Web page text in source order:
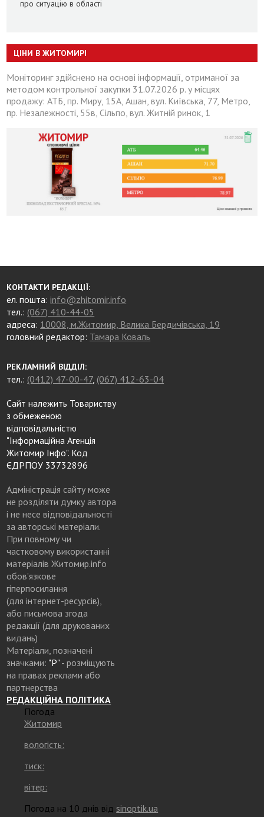
про ситуацію в області
ЦІНИ В ЖИТОМИРІ
Моніторинг здійснено на основі інформації, отриманої за
методом контрольної закупки 31.07.2026 р. у місцях
продажу: АТБ, пр. Миру, 15А, Ашан, вул. Київська, 77, Метро,
пр. Незалежності, 55в, Сільпо, вул. Житній ринок, 1
КОНТАКТИ РЕДАКЦІЇ:
ел. пошта:info@zhitomir.info
тел.: (067) 410-44-05
адреса: 10008, м.Житомир, Велика Бердичівська, 19
головний редактор: Тамара Коваль
РЕКЛАМНИЙ ВІДДІЛ:
тел.: (0412) 47-00-47, (067) 412-63-04
Сайт належить Товариству
з обмеженою
відповідальністю
"Інформаційна Агенція
Житомир Інфо". Код
ЄДРПОУ 33732896
Адміністрація сайту може
не розділяти думку автора
і не несе відповідальності
за авторські матеріали.
При повному чи
частковому використанні
матеріалів Житомир.info
обов’язкове
гіперпосилання
(для інтернет-ресурсів),
або письмова згода
редакції (для друкованих
видань)
Матеріали, позначені
значками: "Р"- розміщують
на правах реклами або
партнерства
РЕДАКЦІЙНА ПОЛІТИКА
Погода
Житомир
вологість:
тиск:
вітер:
Погода на 10 днів від sinoptik.ua